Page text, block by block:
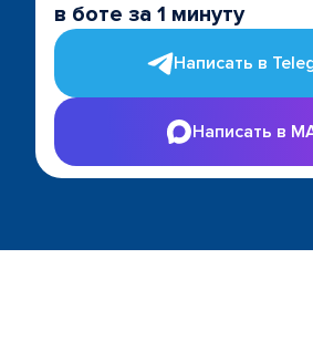
в боте за 1 минуту
Написать в
Написать в